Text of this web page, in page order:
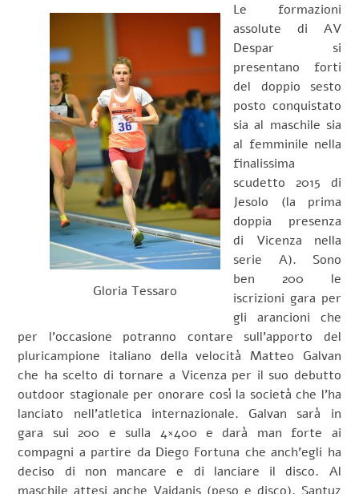
Gloria Tessaro
Le formazioni
assolute di AV
Despar si
presentano forti
del doppio sesto
posto conquistato
sia al maschile sia
al femminile nella
finalissima
scudetto 2015 di
Jesolo (la prima
doppia presenza
di Vicenza nella
serie A). Sono
ben 200 le
iscrizioni gara per
gli arancioni che
per l’occasione potranno contare sull’apporto del
pluricampione italiano della velocità Matteo Galvan
che ha scelto di tornare a Vicenza per il suo debutto
outdoor stagionale per onorare così la società che l’ha
lanciato nell’atletica internazionale. Galvan sarà in
gara sui 200 e sulla 4×400 e darà man forte ai
compagni a partire da Diego Fortuna che anch’egli ha
deciso di non mancare e di lanciare il disco. Al